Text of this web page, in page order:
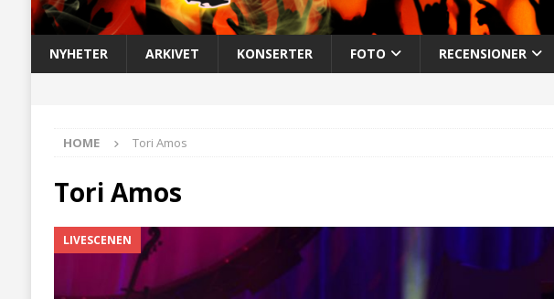
NYHETER ARKIVET KONSERTER FOTO RECENSIONER
HOME Tori Amos
Tori Amos
LIVESCENEN